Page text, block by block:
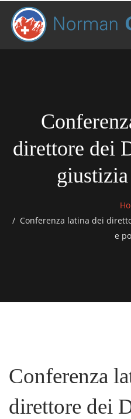
direttore dei
Conferenza latina dei
e
Conferenza
direttore dei